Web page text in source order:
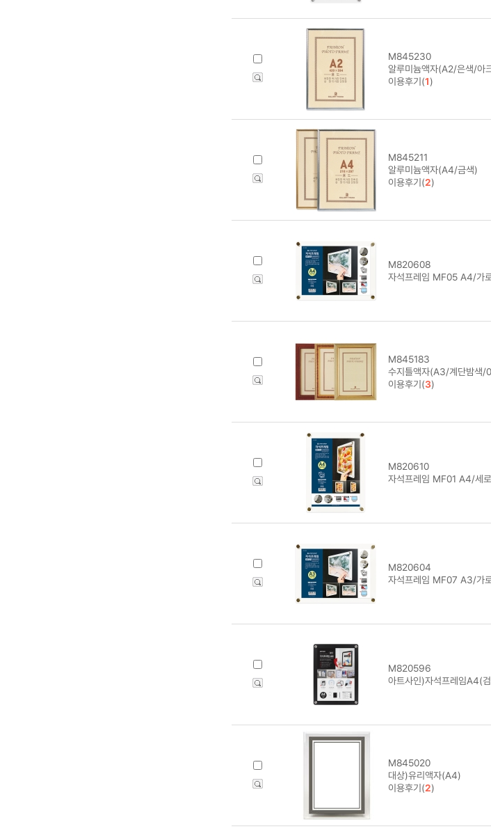
M845230
알루미늄액자(A2/은색/아
이용후기(1)
M845211
알루미늄액자(A4/금색)
이용후기(2)
M820608
자석프레임 MF05 A4/가
M845183
수지틀액자(A3/계단밤색/
이용후기(3)
M820610
자석프레임 MF01 A4/세
M820604
자석프레임 MF07 A3/가
M820596
아트사인)자석프레임A4(
M845020
대상)유리액자(A4)
이용후기(2)